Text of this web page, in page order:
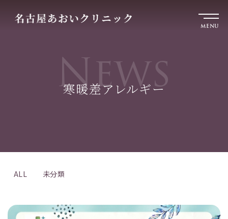
MENU
News
寒暖差アレルギー
ALL 未分類